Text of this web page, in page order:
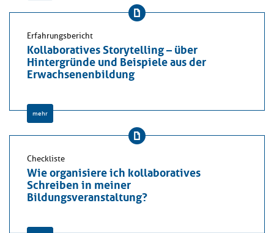
Erfahrungsbericht
Kollaboratives Storytelling – über
Hintergründe und Beispiele aus der
Erwachsenenbildung
mehr
Checkliste
Wie organisiere ich kollaboratives
Schreiben in meiner
Bildungsveranstaltung?